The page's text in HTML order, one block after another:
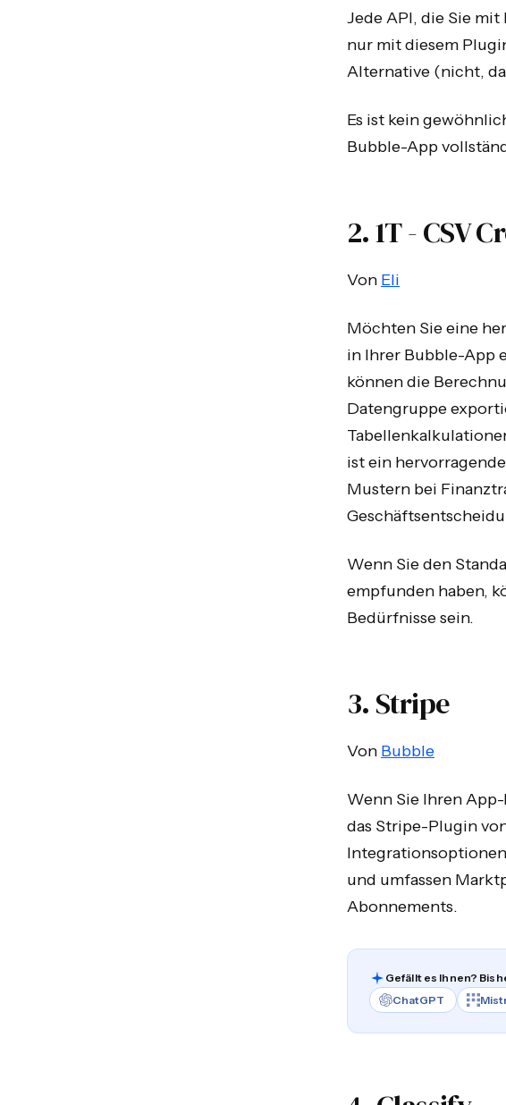
Jede API, die Sie
nur mit diesem
Alternative (nicht,
Es ist kein
Bubble-App
2. 1T - CSV
Von Eli
Möchten Sie eine
in Ihrer Bubble-App
können die
Datengruppe
ist ein
Mustern bei
Wenn Sie den
empfunden haben,
Bedürfnisse sein.
3. Stripe
Von Bubble
Wenn Sie Ihren
das Stripe-Plugin
und umfassen
Abonnements.
Gefällt es Ihnen?
ChatGPT